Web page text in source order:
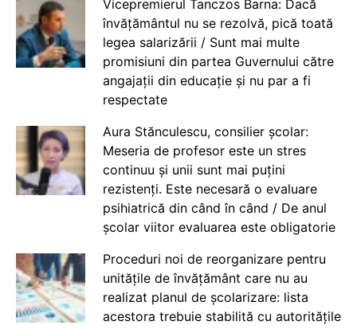
Vicepremierul Tanczos Barna: Dacă
învățământul nu se rezolvă, pică toată
legea salarizării / Sunt mai multe
promisiuni din partea Guvernului către
angajații din educație și nu par a fi
respectate
Aura Stănculescu, consilier școlar:
Meseria de profesor este un stres
continuu și unii sunt mai puțini
rezistenți. Este necesară o evaluare
psihiatrică din când în când / De anul
școlar viitor evaluarea este obligatorie
Proceduri noi de reorganizare pentru
unitățile de învățământ care nu au
realizat planul de școlarizare: lista
acestora trebuie stabilită cu autoritățile